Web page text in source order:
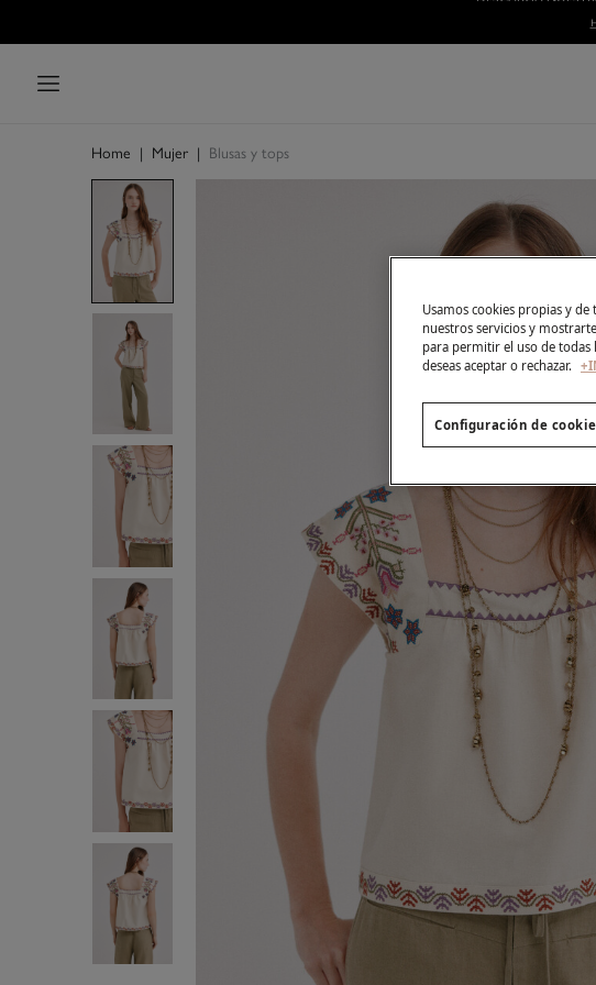
Home | Mujer | Blusas y tops
Usamos cookies propias y
nuestros servicios y
para permitir el uso de todas
deseas aceptar o rechazar.
Configuración de